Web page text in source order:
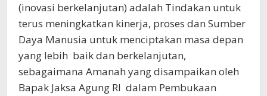
(inovasi berkelanjutan) adalah Tindakan untuk
terus meningkatkan kinerja, proses dan Sumber
Daya Manusia untuk menciptakan masa depan
yang lebih baik dan berkelanjutan,
sebagaimana Amanah yang disampaikan oleh
Bapak Jaksa Agung RI dalam Pembukaan